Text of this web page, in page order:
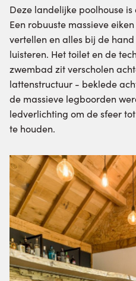
Deze landelijke poolhouse
Een robuuste massieve
vertellen en alles bij de
luisteren. Het toilet en de
zwembad zit verscholen
lattenstructuur - beklede
de massieve legboorden
ledverlichting om de sfeer
te houden.